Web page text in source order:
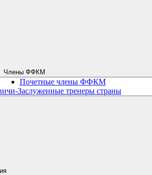
Члены ФФКМ
Почетные члены ФФКМ
Заслуженные тренеры страны